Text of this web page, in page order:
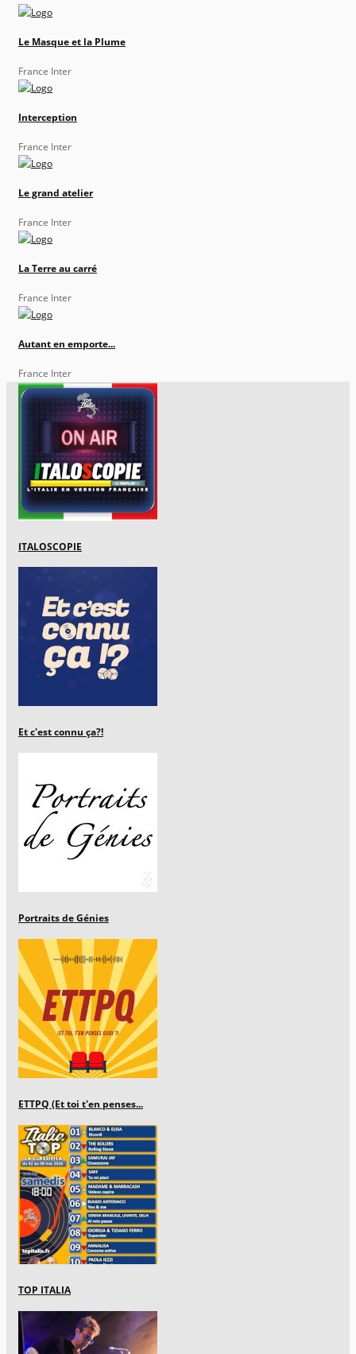
Le Masque et la Plume
France Inter
Interception
France Inter
Le grand atelier
France Inter
La Terre au carré
France Inter
Autant en emporte...
France Inter
ITALOSCOPIE
Et c'est connu ça?!
Portraits de Génies
ETTPQ (Et toi t'en penses...
TOP ITALIA